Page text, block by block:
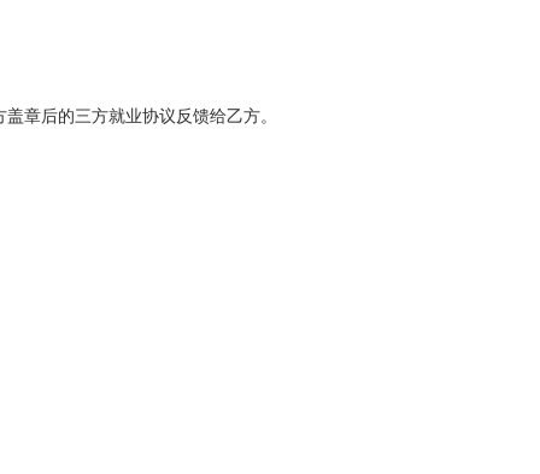
章后的三方就业协议反馈给乙方。